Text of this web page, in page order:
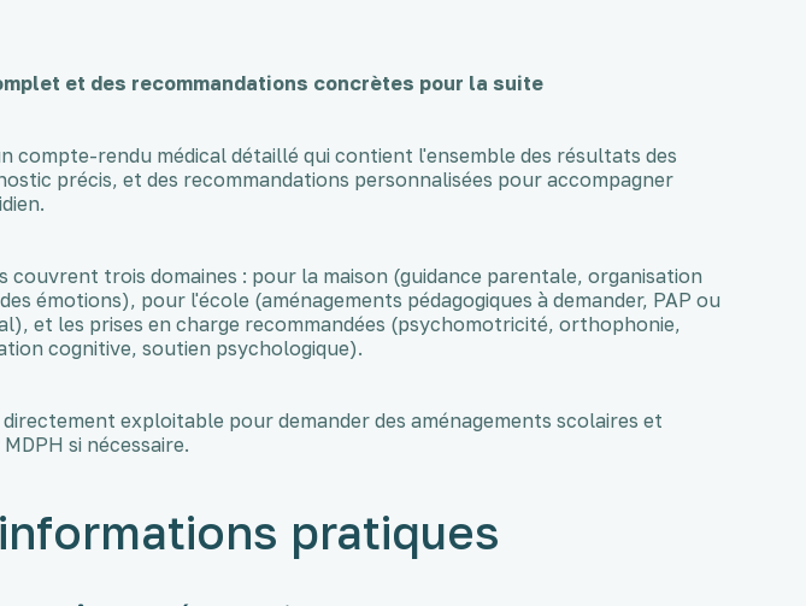
et des recommandations concrètes pour la suite
compte-rendu médical détaillé qui contient l'ensemble des résultats des
précis, et des recommandations personnalisées pour accompagner
couvrent trois domaines : pour la maison (guidance parentale, organisation
émotions), pour l'école (aménagements pédagogiques à demander, PAP ou
et les prises en charge recommandées (psychomotricité, orthophonie,
cognitive, soutien psychologique).
exploitable pour demander des aménagements scolaires et
si nécessaire.
pratiques